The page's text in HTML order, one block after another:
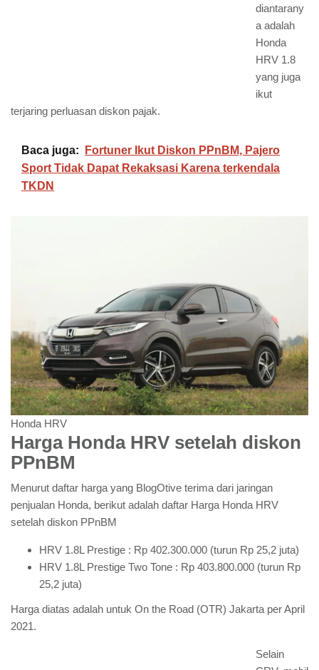
diantarany
a adalah
Honda
HRV 1.8
yang juga
ikut
terjaring perluasan diskon pajak.
Baca juga:
Fortuner Ikut Diskon PPnBM, Pajero
Sport Tidak Dapat Rekaksasi Karena terkendala
TKDN
Honda HRV
Harga Honda HRV setelah diskon
PPnBM
Menurut daftar harga yang BlogOtive terima dari jaringan
penjualan Honda, berikut adalah daftar Harga Honda HRV
setelah diskon PPnBM
HRV 1.8L Prestige : Rp 402.300.000 (turun Rp 25,2 juta)
HRV 1.8L Prestige Two Tone : Rp 403.800.000 (turun Rp
25,2 juta)
Harga diatas adalah untuk On the Road (OTR) Jakarta per April
2021.
Selain